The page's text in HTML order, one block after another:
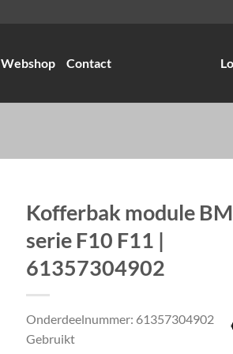
Webshop Contact
Kofferbak module
serie F10 F11 |
61357304902
Onderdeelnummer: 61357304902
Gebruikt